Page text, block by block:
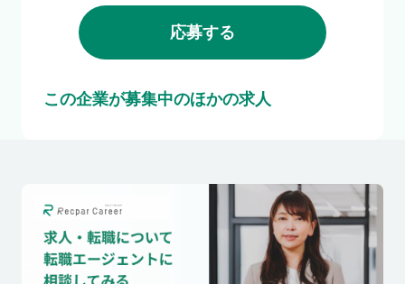
応募する
この企業が募集中のほかの求人